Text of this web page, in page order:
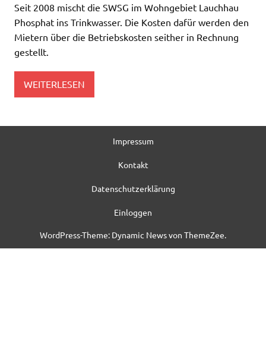
Seit 2008 mischt die SWSG im Wohngebiet Lauchhau
Phosphat ins Trinkwasser. Die Kosten dafür werden den
Mietern über die Betriebskosten seither in Rechnung
gestellt.
WEITERLESEN
Impressum
Kontakt
Datenschutzerklärung
Einloggen
WordPress-Theme: Dynamic News von ThemeZee.